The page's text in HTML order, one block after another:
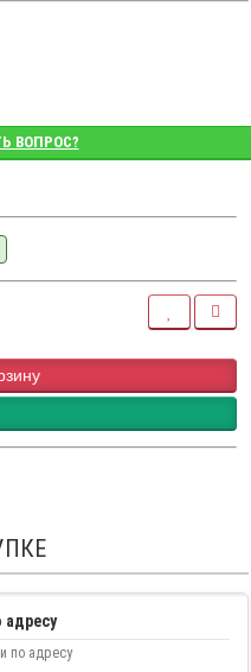
ВОПРОС?
адресу
по адресу